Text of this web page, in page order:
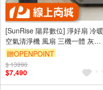
[SunRise 陽昇數位] 淨好扇 冷暖
空氣清淨機 風扇 三機一體 灰色
- Le idea 樂德兒
贈OPENPOINT
$ 13990
$7,490